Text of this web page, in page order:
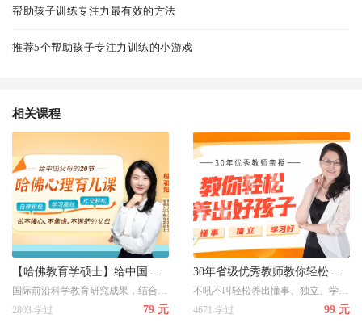
帮助孩子训练专注力最有效的方法
推荐5个帮助孩子专注力训练的小游戏
相关课程
2803 学过
79 元
4671 学过
99 元